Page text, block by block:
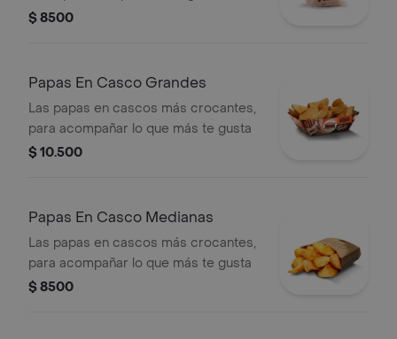
$ 8500
Papas En Casco Grandes
Las papas en cascos más crocantes,
para acompañar lo que más te gusta
$ 10.500
Papas En Casco Medianas
Las papas en cascos más crocantes,
para acompañar lo que más te gusta
$ 8500